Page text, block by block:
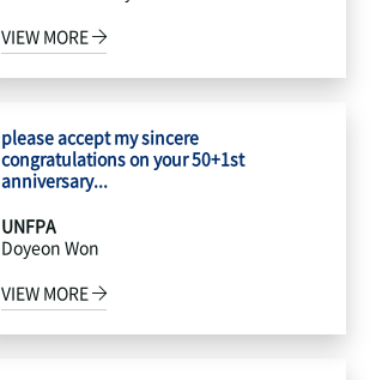
VIEW MORE
please accept my sincere
congratulations on your 50+1st
anniversary...
UNFPA
Doyeon Won
VIEW MORE